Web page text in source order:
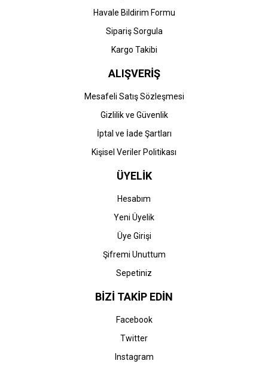
Havale Bildirim Formu
Sipariş Sorgula
Kargo Takibi
ALIŞVERİŞ
Mesafeli Satış Sözleşmesi
Gizlilik ve Güvenlik
İptal ve İade Şartları
Kişisel Veriler Politikası
ÜYELİK
Hesabım
Yeni Üyelik
Üye Girişi
Şifremi Unuttum
Sepetiniz
BİZİ TAKİP EDİN
Facebook
Twitter
Instagram